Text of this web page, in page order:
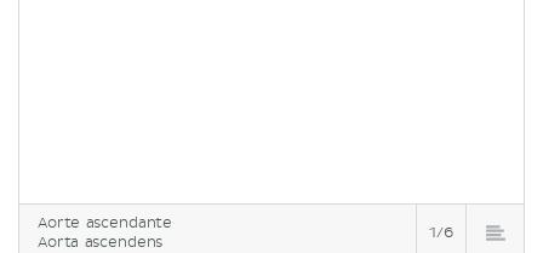
Aorte ascendante
Aorta ascendens
1/6